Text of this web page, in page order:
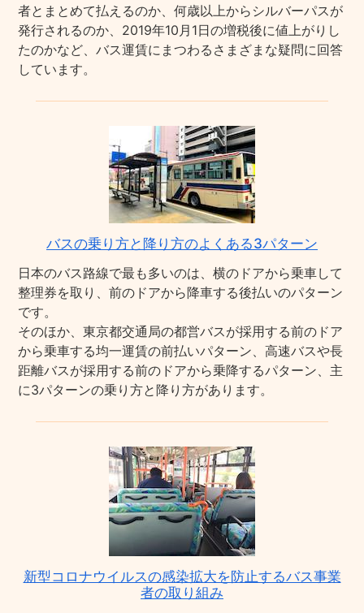
者とまとめて払えるのか、何歳以上からシルバーパスが
発行されるのか、2019年10月1日の増税後に値上がりし
たのかなど、バス運賃にまつわるさまざまな疑問に回答
しています。
バスの乗り方と降り方のよくある3パターン
日本のバス路線で最も多いのは、横のドアから乗車して
整理券を取り、前のドアから降車する後払いのパターン
です。
そのほか、東京都交通局の都営バスが採用する前のドア
から乗車する均一運賃の前払いパターン、高速バスや長
距離バスが採用する前のドアから乗降するパターン、主
に3パターンの乗り方と降り方があります。
新型コロナウイルスの感染拡大を防止するバス事業
者の取り組み